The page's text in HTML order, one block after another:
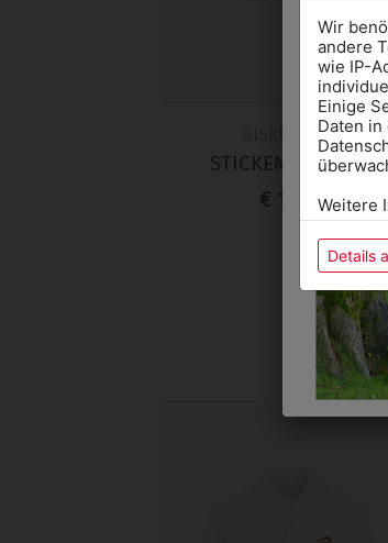
0ISKEMBLEM
STICKEMBLEM ISK
€ 14,90
Wir
andere
wie IP-
Einige
Daten in
Weitere
Details